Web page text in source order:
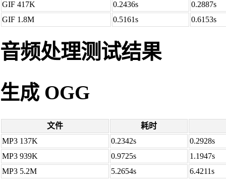
GIF 417K
0.2436s
0.2887s
GIF 1.8M
0.5161s 0.6153s
音频处理测试结果
生成 OGG
文件
耗时
MP3 137K
0.2342s
0.2928s
MP3 939K
0.9725s
1.1947s
MP3 5.2M
5.2654s 6.4211s